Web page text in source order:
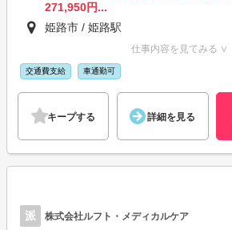
271,950円...
姫路市 / 姫路駅
仕事内容を見てみる ∨
交通費支給 車通勤可
キープする 詳細を見る
派 株式会社ルフト・メディカルケア